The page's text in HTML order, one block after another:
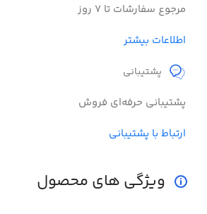
مرجوع سفارشات تا 7 روز
اطلاعات بیشتر
پشتیبانی
پشتیبانی حرفه‌ای فروش
ارتباط با پشتیبانی
ویژگی های محصول